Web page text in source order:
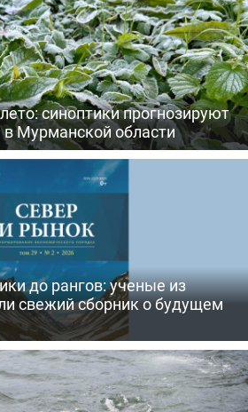
синоптики прогнозируют
Мурманской области
до рангов: ученые из
свежий сборник о будущем